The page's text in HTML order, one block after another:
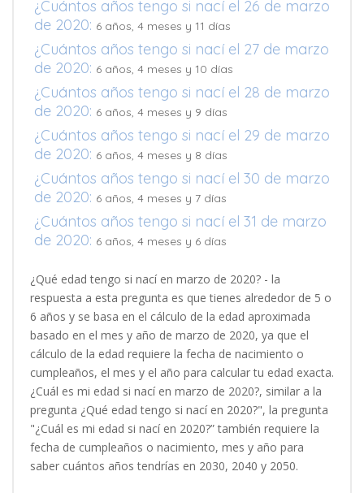
¿Cuántos años tengo si nací el 26 de marzo
de 2020: 6 años, 4 meses y 11 días
¿Cuántos años tengo si nací el 27 de marzo
de 2020: 6 años, 4 meses y 10 días
¿Cuántos años tengo si nací el 28 de marzo
de 2020: 6 años, 4 meses y 9 días
¿Cuántos años tengo si nací el 29 de marzo
de 2020: 6 años, 4 meses y 8 días
¿Cuántos años tengo si nací el 30 de marzo
de 2020: 6 años, 4 meses y 7 días
¿Cuántos años tengo si nací el 31 de marzo
de 2020: 6 años, 4 meses y 6 días
¿Qué edad tengo si nací en marzo de 2020? - la
respuesta a esta pregunta es que tienes alrededor de 5 o
6 años y se basa en el cálculo de la edad aproximada
basado en el mes y año de marzo de 2020, ya que el
cálculo de la edad requiere la fecha de nacimiento o
cumpleaños, el mes y el año para calcular tu edad exacta.
¿Cuál es mi edad si nací en marzo de 2020?, similar a la
pregunta ¿Qué edad tengo si nací en 2020?", la pregunta
"¿Cuál es mi edad si nací en 2020?” también requiere la
fecha de cumpleaños o nacimiento, mes y año para
saber cuántos años tendrías en 2030, 2040 y 2050.